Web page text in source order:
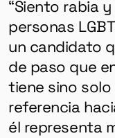
SOBRE
“Siento rabia
personas
un candidato
de paso que
tiene sino
referencia
él representa